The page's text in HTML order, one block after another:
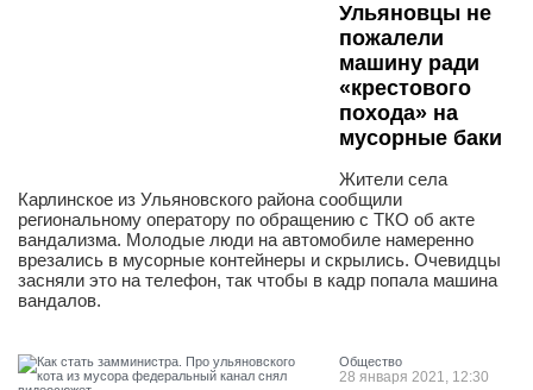
Ульяновцы не
пожалели
машину ради
«крестового
похода» на
мусорные баки
Жители села
Карлинское из Ульяновского района сообщили
региональному оператору по обращению с ТКО об акте
вандализма. Молодые люди на автомобиле намеренно
врезались в мусорные контейнеры и скрылись. Очевидцы
засняли это на телефон, так чтобы в кадр попала машина
вандалов.
Общество
28 января 2021, 12:30